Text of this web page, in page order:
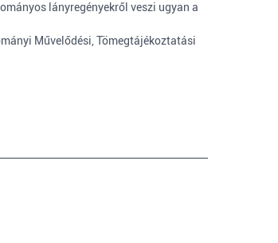
lányregényekről veszi ugyan a
Művelődési, Tömegtájékoztatási